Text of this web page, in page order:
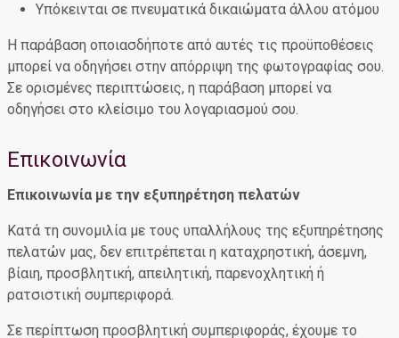
Υπόκεινται σε πνευματικά δικαιώματα άλλου ατόμου
Η παράβαση οποιασδήποτε από αυτές τις προϋποθέσεις
μπορεί να οδηγήσει στην απόρριψη της φωτογραφίας σου.
Σε ορισμένες περιπτώσεις, η παράβαση μπορεί να
οδηγήσει στο κλείσιμο του λογαριασμού σου.
Επικοινωνία
Επικοινωνία με την εξυπηρέτηση πελατών
Κατά τη συνομιλία με τους υπαλλήλους της εξυπηρέτησης
πελατών μας, δεν επιτρέπεται η καταχρηστική, άσεμνη,
βίαιη, προσβλητική, απειλητική, παρενοχλητική ή
ρατσιστική συμπεριφορά.
Σε περίπτωση προσβλητική συμπεριφοράς, έχουμε το